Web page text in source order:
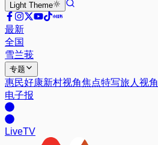
Light Theme
最新
全国
雪兰莪
专题
惠民好康新村视角焦点特写旅人视角
电子报
LiveTV